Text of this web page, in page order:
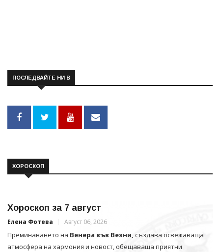
ПОСЛЕДВАЙТЕ НИ В
ХОРОСКОП
Хороскоп за 7 август
Елена Фотева Август 06, 2026
Преминаването на Венера във Везни, създава освежаваща
атмосфера на хармония и новост, обещаваща приятни